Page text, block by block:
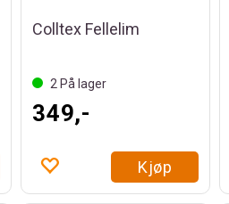
Colltex Fellelim
2 På lager
349,-
Kjøp